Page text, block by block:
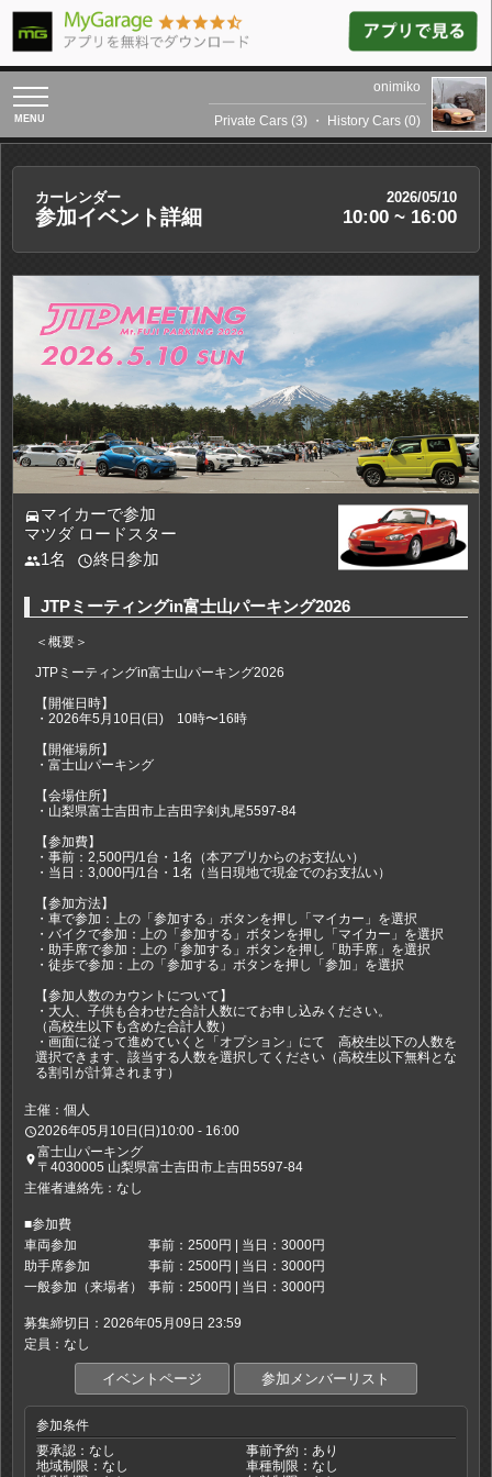
toggle
navigation
onimiko
Private Cars (3) ・ History Cars (0)
カーレンダー 2026/05/10
参加イベント詳細 10:00 ~ 16:00
directions_carマイカーで参加
マツダ ロードスター
people1名 access_time終日参加
JTPミーティングin富士山パーキング2026
＜概要＞
JTPミーティングin富士山パーキング2026
【開催日時】
・2026年5月10日(日) 10時〜16時
【開催場所】
・富士山パーキング
【会場住所】
・山梨県富士吉田市上吉田字剣丸尾5597-84
【参加費】
・事前：2,500円/1台・1名（本アプリからのお支払い）
・当日：3,000円/1台・1名（当日現地で現金でのお支払い）
【参加方法】
・車で参加：上の「参加する」ボタンを押し「マイカー」を選択
・バイクで参加：上の「参加する」ボタンを押し「マイカー」を選択
・助手席で参加：上の「参加する」ボタンを押し「助手席」を選択
・徒歩で参加：上の「参加する」ボタンを押し「参加」を選択
【参加人数のカウントについて】
・大人、子供も合わせた合計人数にてお申し込みください。
（高校生以下も含めた合計人数）
・画面に従って進めていくと「オプション」にて 高校生以下の人数を
選択できます、該当する人数を選択してください（高校生以下無料とな
る割引が計算されます）
主催：個人
access_time2026年05月10日(日)10:00 - 16:00
place富士山パーキング
〒4030005 山梨県富士吉田市上吉田5597-84
主催者連絡先：なし
■参加費
車両参加
事前：2500円 | 当日：3000円
助手席参加
事前：2500円 | 当日：3000円
一般参加（来場者）
事前：2500円 | 当日：3000円
募集締切日：2026年05月09日 23:59
定員：なし
イベントページ 参加メンバーリスト
参加条件
要承認：なし
事前予約：あり
地域制限：なし
車種制限：なし